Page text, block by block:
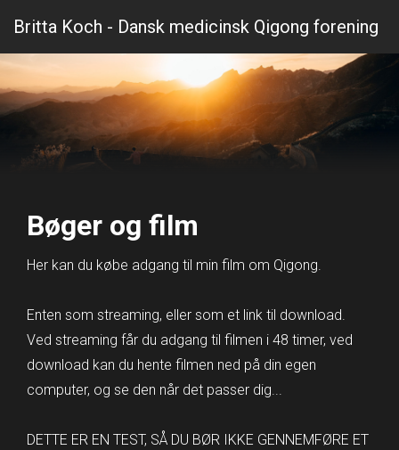
Britta Koch - Dansk medicinsk Qigong forening
Bøger og film
Her kan du købe adgang til min film om Qigong.
Enten som streaming, eller som et link til download.
Ved streaming får du adgang til filmen i 48 timer, ved
download kan du hente filmen ned på din egen
computer, og se den når det passer dig...
DETTE ER EN TEST, SÅ DU BØR IKKE GENNEMFØRE ET